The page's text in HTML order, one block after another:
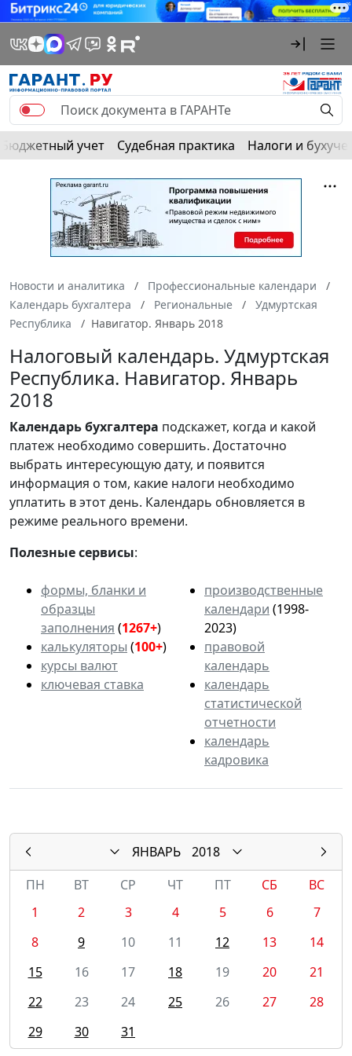
Бюджетный учет Судебная практика Налоги и
Новости и аналитика
Профессиональные календари
Календарь бухгалтера
Региональные
Удмуртская
Республика
Навигатор. Январь 2018
Налоговый календарь. Удмуртская
Республика. Навигатор. Январь
2018
Календарьбухгалтера подскажет, когда и какой
платеж необходимо совершить. Достаточно
выбрать интересующую дату, и появится
информация о том, какие налоги необходимо
уплатить в этот день. Календарь обновляется в
режиме реального времени.
Полезные сервисы:
формы, бланки и
образцы
заполнения (1267+)
калькуляторы (100+)
курсы валют
ключевая ставка
производственные
календари (1998-
2023)
правовой
календарь
календарь
статистической
отчетности
календарь
кадровика
ЯНВАРЬ
2018
ПН
ВТ СР ЧТ ПТ СБ
ВС
1
2 3 4 5 6
7
8
9 10 11 12 13
14
15
16 17 18 19 20
21
22
23 24 25 26 27
28
29
30 31